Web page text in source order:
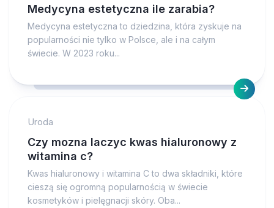
Medycyna estetyczna ile zarabia?
Medycyna estetyczna to dziedzina, która zyskuje na
popularności nie tylko w Polsce, ale i na całym
świecie. W 2023 roku...
Uroda
Czy mozna laczyc kwas hialuronowy z
witamina c?
Kwas hialuronowy i witamina C to dwa składniki, które
cieszą się ogromną popularnością w świecie
kosmetyków i pielęgnacji skóry. Oba...